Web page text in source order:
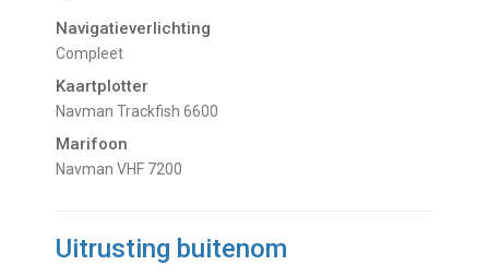
Navigatieverlichting
Compleet
Kaartplotter
Navman Trackfish 6600
Marifoon
Navman VHF 7200
Uitrusting buitenom